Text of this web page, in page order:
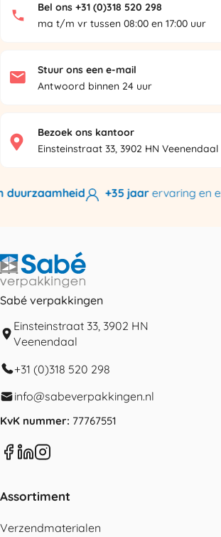
Bel ons +31 (0)318 520 298
ma t/m vr tussen 08:00 en 17:00 uur
Stuur ons een e-mail
Antwoord binnen 24 uur
Bezoek ons kantoor
Einsteinstraat 33, 3902 HN Veenendaal
+35 jaarervaring en
Sabé verpakkingen
Einsteinstraat 33, 3902 HN
Veenendaal
+31 (0)318 520 298
info@sabeverpakkingen.nl
KvK nummer: 77767551
Assortiment
Verzendmaterialen